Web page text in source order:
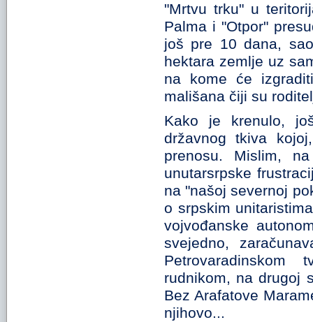
"Mrtvu trku" u
Palma i "Otpor"
još pre 10 dana,
hektara zemlje uz
na kome će
mališana čiji su
Kako je krenulo,
državnog tkiva
prenosu. Mislim,
unutarsrpske
na "našoj severnoj
o srpskim
vojvođanske
svejedno,
Petrovaradinskom
rudnikom, na drugoj
Bez Arafatove
njihovo...